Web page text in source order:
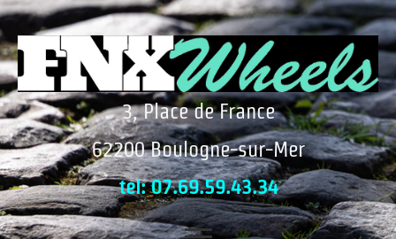
3, Place de France
62200 Boulogne-sur-Mer
tel: 07.69.59.43.34